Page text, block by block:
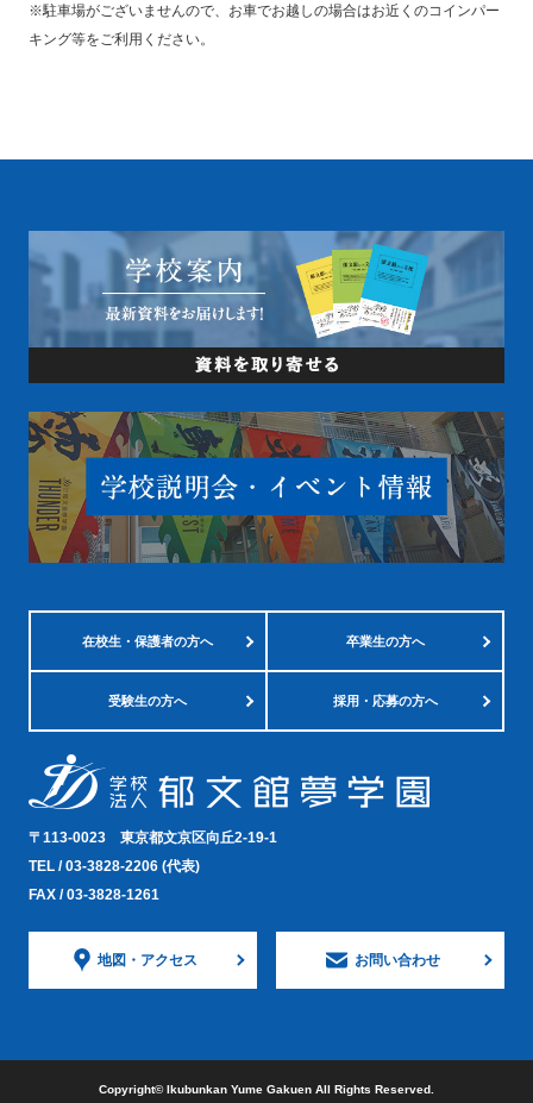
※駐車場がございませんので、お車でお越しの場合はお近くのコインパー
キング等をご利用ください。
在校生・保護者の方へ 卒業生の方へ
受験生の方へ 採用・応募の方へ
〒113-0023 東京都文京区向丘2-19-1
TEL /03-3828-2206 (代表)
FAX / 03-3828-1261
地図・ アクセス お問い合わせ
Copyright©︎ Ikubunkan Yume Gakuen All Rights Reserved.